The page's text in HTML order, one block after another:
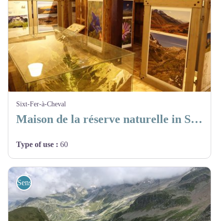
Sixt-Fer-à-Cheval
Maison de la réserve naturelle in Sixt-Fer-à-Cheval
Type of use : 60
Sensibilisation